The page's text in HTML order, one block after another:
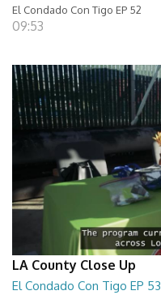
El Condado Con Tigo EP 52
09:53
LA County Close Up
El Condado Con Tigo EP 53